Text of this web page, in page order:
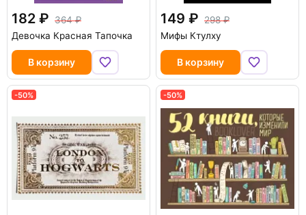
182
364
Девочка Красная Тапочка
В корзину
149
298
Мифы Ктулху
В корзину
-50% -50%